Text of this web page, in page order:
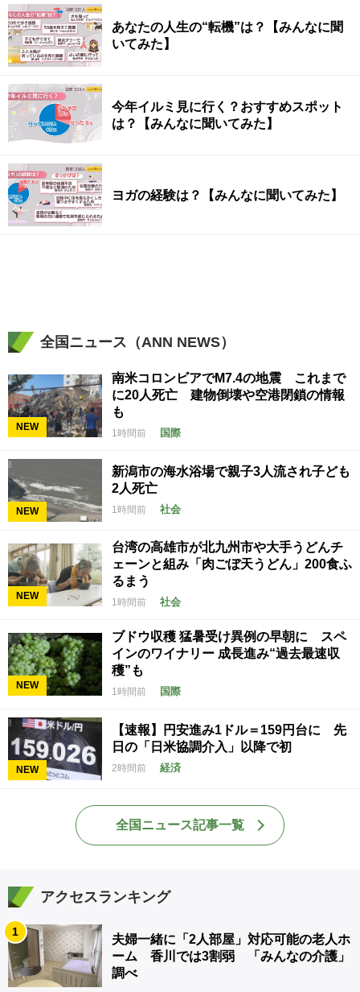
あなたの人生の“転機”は？【みんなに聞
いてみた】
今年イルミ見に行く？おすすめスポット
は？【みんなに聞いてみた】
ヨガの経験は？【みんなに聞いてみた】
全国ニュース（ANN NEWS）
NEW
南米コロンビアでM7.4の地震 これまで
に20人死亡 建物倒壊や空港閉鎖の情報
も
1時間前 国際
NEW
新潟市の海水浴場で親子3人流され子ども
2人死亡
1時間前 社会
NEW
台湾の高雄市が北九州市や大手うどんチ
ェーンと組み「肉ごぼ天うどん」200食ふ
るまう
1時間前 社会
NEW
ブドウ収穫 猛暑受け異例の早朝に スペ
インのワイナリー 成長進み“過去最速収
穫”も
1時間前 国際
NEW
【速報】円安進み1ドル＝159円台に 先
日の「日米協調介入」以降で初
2時間前 経済
全国ニュース記事一覧
アクセスランキング
1
夫婦一緒に「2人部屋」対応可能の老人ホ
ーム 香川では3割弱 「みんなの介護」
調べ